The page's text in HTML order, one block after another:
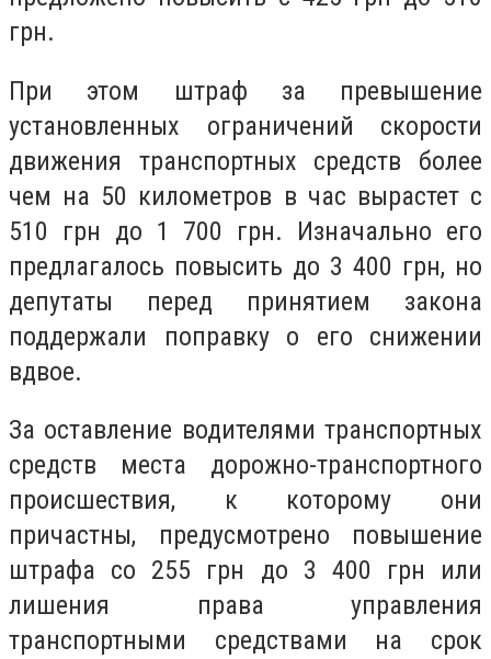
грн.
При этом штраф за превышение
установленных ограничений скорости
движения транспортных средств более
чем на 50 километров в час вырастет с
510 грн до 1 700 грн. Изначально его
предлагалось повысить до 3 400 грн, но
депутаты перед принятием закона
поддержали поправку о его снижении
вдвое.
За оставление водителями транспортных
средств места дорожно-транспортного
происшествия, к которому они
причастны, предусмотрено повышение
штрафа со 255 грн до 3 400 грн или
лишения права управления
транспортными средствами на срок